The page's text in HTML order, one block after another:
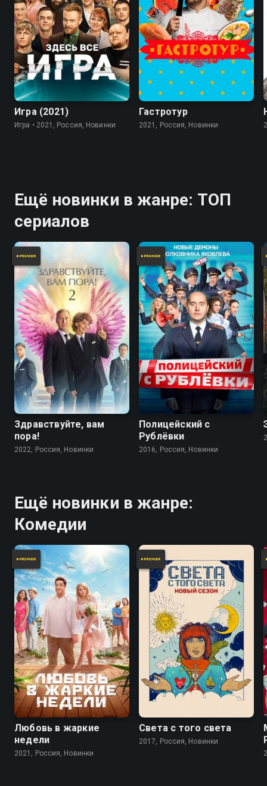
7.8
Игра (2021)
Игра • 2021, Россия, Новинки
Гастротур
2021, Россия, Новинки
Ещё новинки в жанре: ТОП
сериалов
Здравствуйте, вам
пора!
2022, Россия, Новинки
7.9 7.2
Полицейский с
Рублёвки
2016, Россия, Новинки
Ещё новинки в жанре:
Комедии
Любовь в жаркие
недели
2021, Россия, Новинки
Света с того света
2017, Россия, Новинки